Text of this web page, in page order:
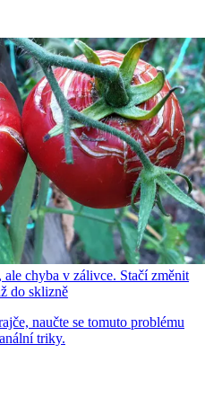
ale chyba v zálivce. Stačí změnit
do sklizně
naučte se tomuto problému
triky.